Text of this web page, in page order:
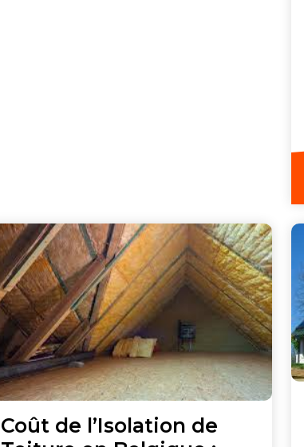
Coût de l’Isolation de